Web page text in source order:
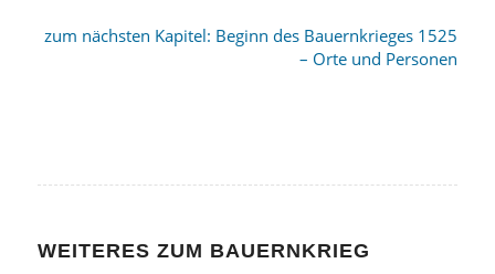
zum nächsten Kapitel: Beginn des Bauernkrieges 1525
– Orte und Personen
WEITERES ZUM BAUERNKRIEG